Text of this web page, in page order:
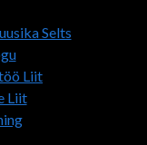
Selts
Liit
Liit